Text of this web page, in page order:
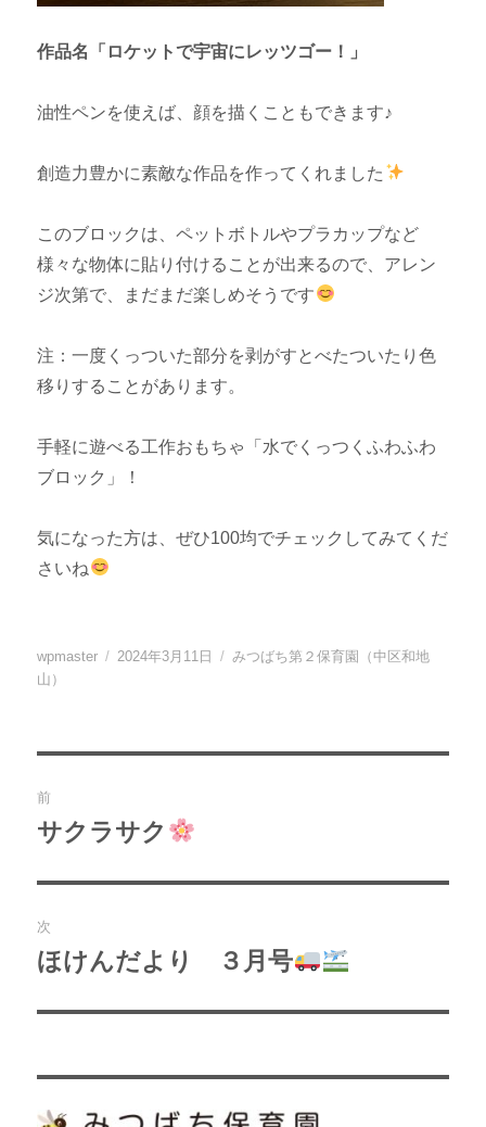
作品名「ロケットで宇宙にレッツゴー！」
油性ペンを使えば、顔を描くこともできます♪
創造力豊かに素敵な作品を作ってくれました
このブロックは、ペットボトルやプラカップなど
様々な物体に貼り付けることが出来るので、アレン
ジ次第で、まだまだ楽しめそうです
注：一度くっついた部分を剥がすとべたついたり色
移りすることがあります。
手軽に遊べる工作おもちゃ「水でくっつくふわふわ
ブロック」！
気になった方は、ぜひ100均でチェックしてみてくだ
さいね
投
稿
wpmaster
投
2024年3月11日
カ
みつばち第２保育園（中区和地
山）
稿
ビ
ゲ
ー
前
過
の
投
稿:
サクラサク
次
次
投
ほけんだより ３月号